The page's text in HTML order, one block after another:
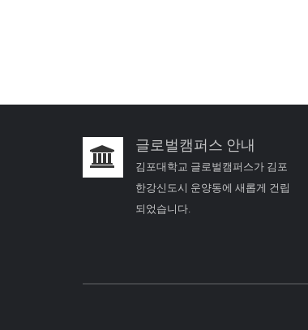
글로벌캠퍼스 안내
김포대학교 글로벌캠퍼스가 김포
한강신도시 운양동에 새롭게 건립
되었습니다.